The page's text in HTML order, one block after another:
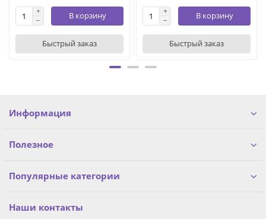
В корзину
Быстрый заказ
В корзину
Быстрый заказ
Информация
Полезное
Популярные категории
Наши контакты